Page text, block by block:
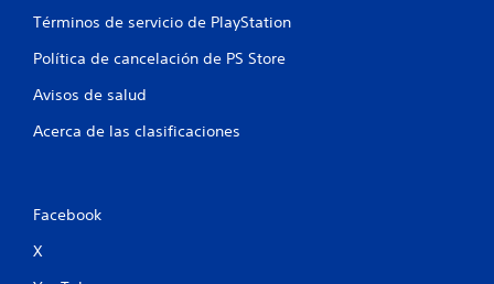
Términos de servicio de PlayStation
Política de cancelación de PS Store
Avisos de salud
Acerca de las clasificaciones
Facebook
X